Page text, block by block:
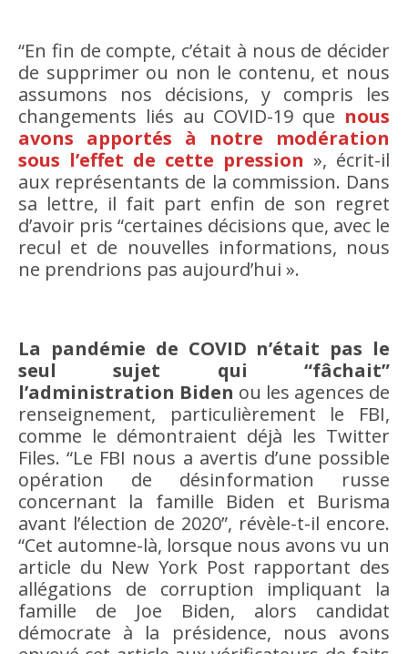
“En fin de compte, c’était à nous de décider
de supprimer ou non le contenu, et nous
assumons nos décisions, y compris les
changements liés au COVID-19 que nous
avons apportés à notre modération
sous l’effet de cette pression », écrit-il
aux représentants de la commission. Dans
sa lettre, il fait part enfin de son regret
d’avoir pris “certaines décisions que, avec le
recul et de nouvelles informations, nous
ne prendrions pas aujourd’hui ».
La pandémie de COVID n’était pas le
seul sujet qui “fâchait”
l’administration Biden ou les agences de
renseignement, particulièrement le FBI,
comme le démontraient déjà les Twitter
Files. “Le FBI nous a avertis d’une possible
opération de désinformation russe
concernant la famille Biden et Burisma
avant l’élection de 2020”, révèle-t-il encore.
“Cet automne-là, lorsque nous avons vu un
article du New York Post rapportant des
allégations de corruption impliquant la
famille de Joe Biden, alors candidat
démocrate à la présidence, nous avons